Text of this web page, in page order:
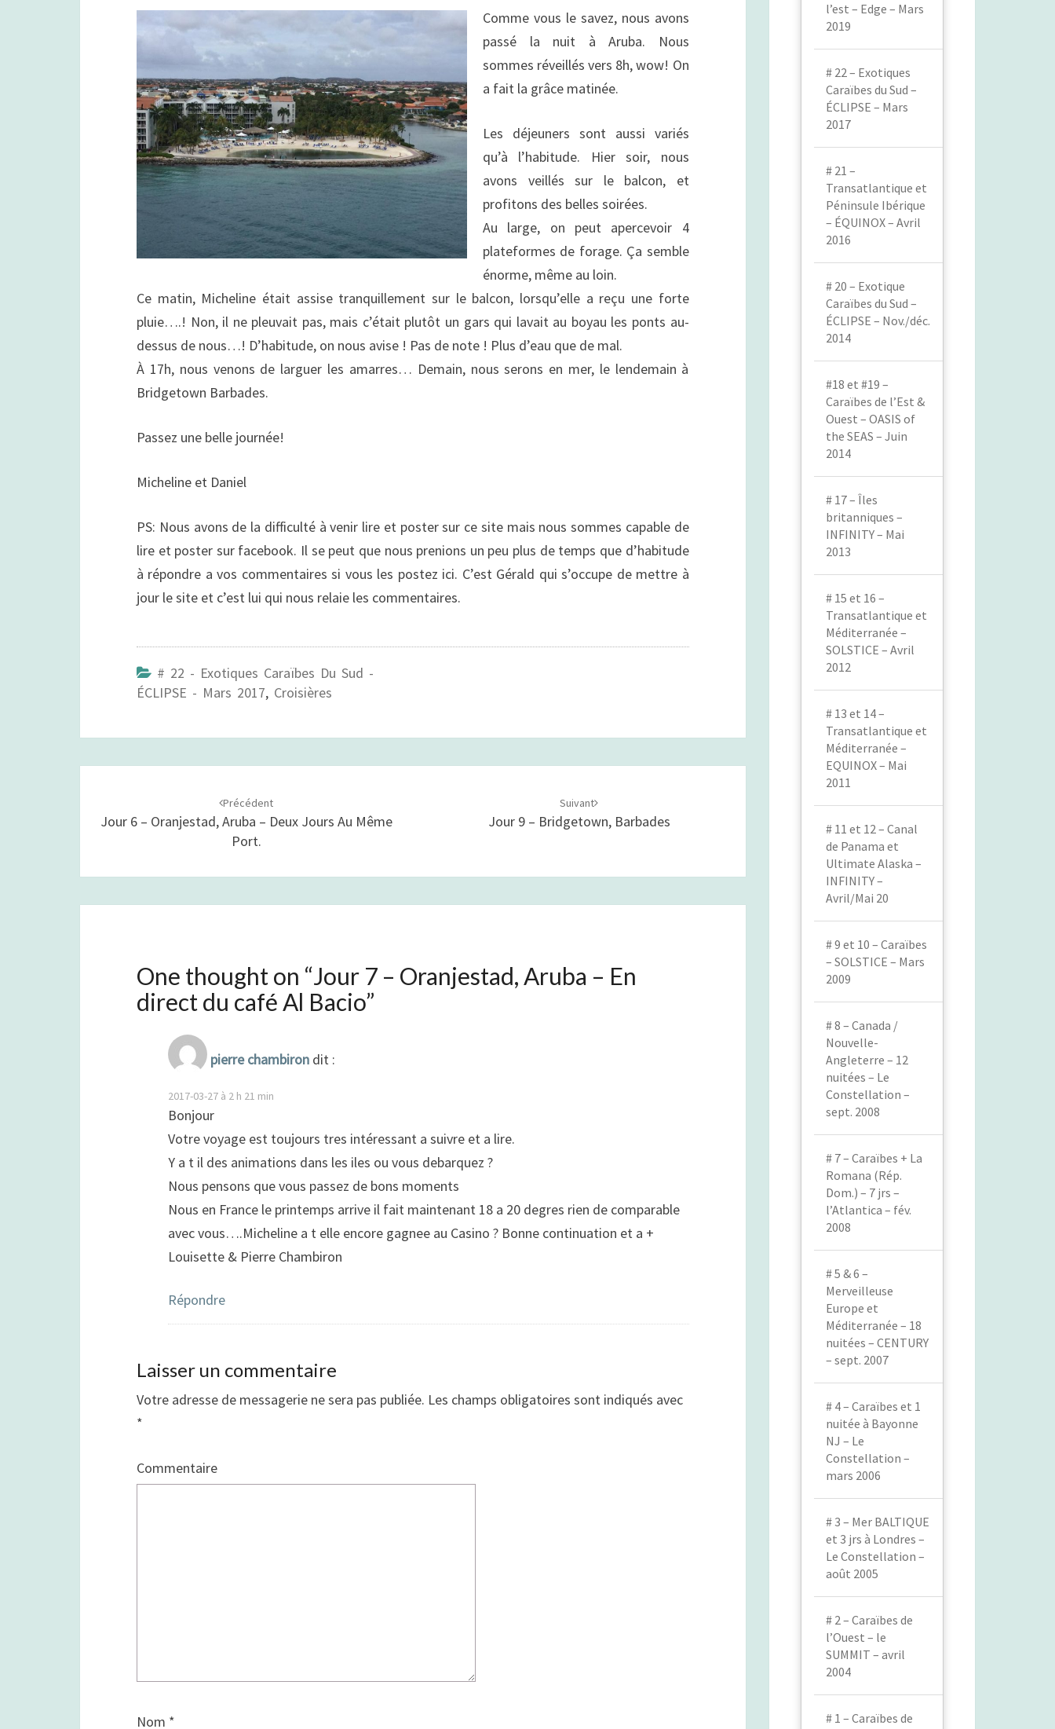
D
,
A
R
U
B
A
–
E
N
I
R
E
C
T
L
B
A
C
Comme vous le savez, nous avons
passé la nuit à Aruba. Nous
sommes réveillés vers 8h, wow! On
a fait la grâce matinée.
Les déjeuners sont aussi variés
qu’à l’habitude. Hier soir, nous
avons veillés sur le balcon, et
profitons des belles soirées.
Au large, on peut apercevoir 4
plateformes de forage. Ça semble
énorme, même au loin.
Ce matin, Micheline était assise tranquillement sur le balcon, lorsqu’elle a reçu une forte
pluie….! Non, il ne pleuvait pas, mais c’était plutôt un gars qui lavait au boyau les ponts au-
dessus de nous…! D’habitude, on nous avise ! Pas de note ! Plus d’eau que de mal.
À 17h, nous venons de larguer les amarres… Demain, nous serons en mer, le lendemain à
Bridgetown Barbades.
Passez une belle journée!
Micheline et Daniel
PS: Nous avons de la difficulté à venir lire et poster sur ce site mais nous sommes capable de
lire et poster sur facebook. Il se peut que nous prenions un peu plus de temps que d’habitude
à répondre a vos commentaires si vous les postez ici. C’est Gérald qui s’occupe de mettre à
jour le site et c’est lui qui nous relaie les commentaires.
# 22 - Exotiques Caraïbes Du Sud -
ÉCLIPSE - Mars 2017, Croisières
d'article
Précédent
Jour 6 – Oranjestad, Aruba – Deux Jours Au Même
Port.
Suivant
Jour 9 – Bridgetown, Barbades
One thought on “Jour 7 – Oranjestad, Aruba – En
direct du café Al Bacio”
pierre chambiron dit :
2017-03-27 à 2 h 21 min
Bonjour
Votre voyage est toujours tres intéressant a suivre et a lire.
Y a t il des animations dans les iles ou vous debarquez ?
Nous pensons que vous passez de bons moments
Nous en France le printemps arrive il fait maintenant 18 a 20 degres rien de comparable
avec vous….Micheline a t elle encore gagnee au Casino ? Bonne continuation et a +
Louisette & Pierre Chambiron
Répondre
Laisser un commentaire
Votre adresse de messagerie ne sera pas publiée. Les champs obligatoires sont indiqués avec
*
Commentaire
Nom *
l’est – Edge – Mars
2019
# 22 – Exotiques
Caraïbes du Sud –
ÉCLIPSE – Mars
2017
# 21 –
Transatlantique et
Péninsule Ibérique
– ÉQUINOX – Avril
2016
# 20 – Exotique
Caraïbes du Sud –
ÉCLIPSE – Nov./déc.
2014
#18 et #19 –
Caraïbes de l’Est &
Ouest – OASIS of
the SEAS – Juin
2014
# 17 – Îles
britanniques –
INFINITY – Mai
2013
# 15 et 16 –
Transatlantique et
Méditerranée –
SOLSTICE – Avril
2012
# 13 et 14 –
Transatlantique et
Méditerranée –
EQUINOX – Mai
2011
# 11 et 12 – Canal
de Panama et
Ultimate Alaska –
INFINITY –
Avril/Mai 20
# 9 et 10 – Caraïbes
– SOLSTICE – Mars
2009
# 8 – Canada /
Nouvelle-
Angleterre – 12
nuitées – Le
Constellation –
sept. 2008
# 7 – Caraïbes + La
Romana (Rép.
Dom.) – 7 jrs –
l’Atlantica – fév.
2008
# 5 & 6 –
Merveilleuse
Europe et
Méditerranée – 18
nuitées – CENTURY
– sept. 2007
# 4 – Caraïbes et 1
nuitée à Bayonne
NJ – Le
Constellation –
mars 2006
# 3 – Mer BALTIQUE
et 3 jrs à Londres –
Le Constellation –
août 2005
# 2 – Caraïbes de
l’Ouest – le
SUMMIT – avril
2004
# 1 – Caraïbes de